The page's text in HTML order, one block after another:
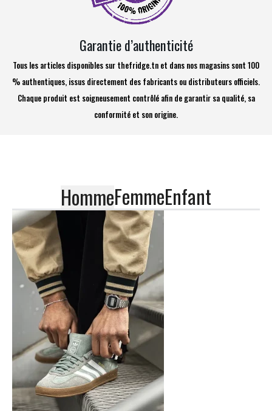
Garantie d’authenticité
Tous les articles disponibles sur thefridge.tn et dans nos magasins sont 100
% authentiques, issus directement des fabricants ou distributeurs officiels.
Chaque produit est soigneusement contrôlé afin de garantir sa qualité, sa
conformité et son origine.
HommeFemmeEnfant